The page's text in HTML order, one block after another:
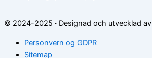
© 2024-2025 · Designad och utvecklad av
Personvern og GDPR
Sitemap